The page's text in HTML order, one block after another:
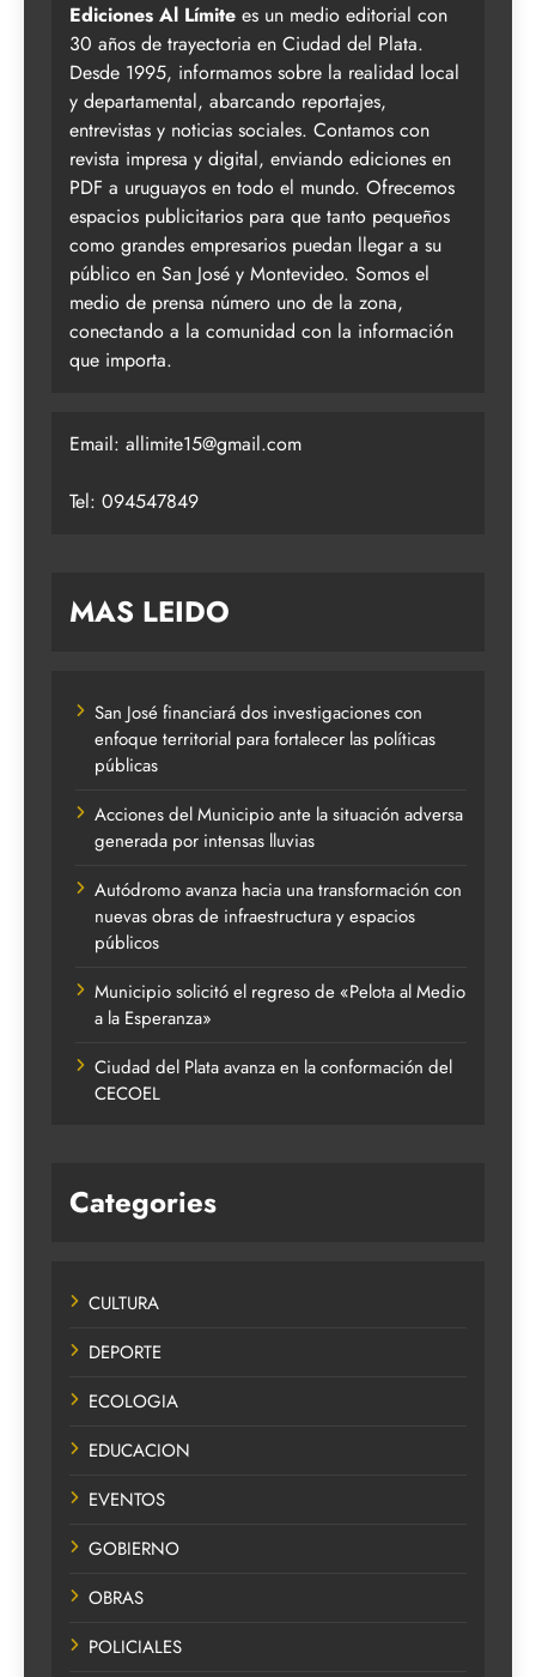
Ediciones Al Límite es un medio editorial con
30 años de trayectoria en Ciudad del Plata.
Desde 1995, informamos sobre la realidad local
y departamental, abarcando reportajes,
entrevistas y noticias sociales. Contamos con
revista impresa y digital, enviando ediciones en
PDF a uruguayos en todo el mundo. Ofrecemos
espacios publicitarios para que tanto pequeños
como grandes empresarios puedan llegar a su
público en San José y Montevideo. Somos el
medio de prensa número uno de la zona,
conectando a la comunidad con la información
que importa.
Email: allimite15@gmail.com
Tel: 094547849
MAS LEIDO
San José financiará dos investigaciones con
enfoque territorial para fortalecer las políticas
públicas
Acciones del Municipio ante la situación adversa
generada por intensas lluvias
Autódromo avanza hacia una transformación con
nuevas obras de infraestructura y espacios
públicos
Municipio solicitó el regreso de «Pelota al Medio
a la Esperanza»
Ciudad del Plata avanza en la conformación del
CECOEL
Categories
CULTURA
DEPORTE
ECOLOGIA
EDUCACION
EVENTOS
GOBIERNO
OBRAS
POLICIALES